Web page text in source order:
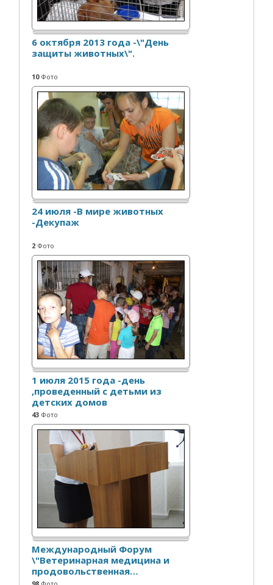
6 октября 2013 года -\"День
защиты животных\".
10Фото
24 июля -В мире животных
-Декупаж
2 Фото
1 июля 2015 года -день
,проведенный с детьми из
детских домов
43 Фото
Международный Форум
\"Ветеринарная медицина и
продовольственная…